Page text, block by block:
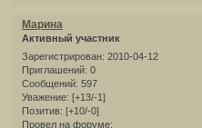
Марина
Активный участник
Зарегистрирован: 2010-04-12
Приглашений: 0
Сообщений: 597
Уважение: [+13/-1]
Позитив: [+10/-0]
Провел на форуме: